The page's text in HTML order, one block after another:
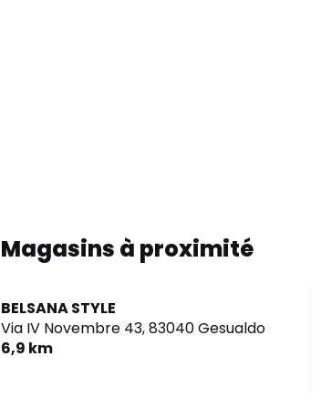
Magasins à proximité
BELSANA STYLE
Via IV Novembre 43,83040 Gesualdo
6,9 km